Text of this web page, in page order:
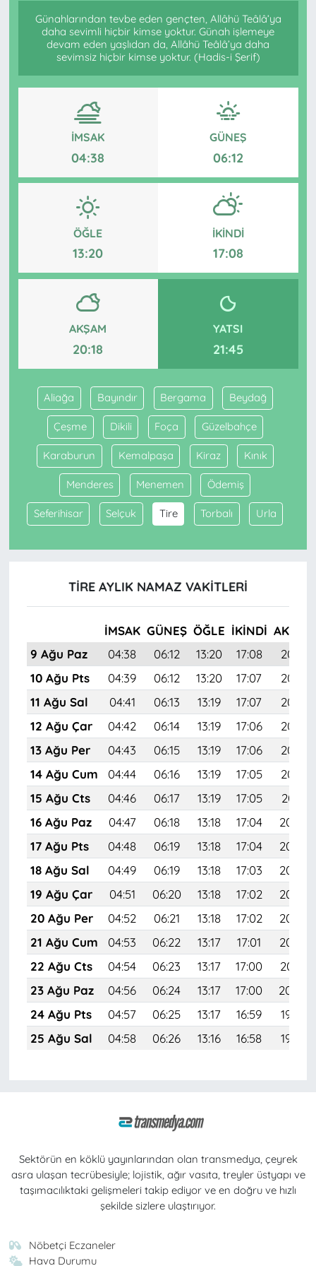
Günahlarından tevbe eden gençten, Allâhü Teâlâ’ya
daha sevimli hiçbir kimse yoktur. Günah işlemeye
devam eden yaşlıdan da, Allâhü Teâlâ’ya daha
sevimsiz hiçbir kimse yoktur. (Hadis-i Şerif)
İMSAK
04:38
GÜNEŞ
06:12
ÖĞLE
13:20
İKINDI
17:08
AKŞAM
20:18
YATSI
21:45
Aliağa Bayındır Bergama Beydağ
Çeşme Dikili Foça Güzelbahçe
Karaburun Kemalpaşa Kiraz Kınık
Menderes Menemen Ödemiş
Seferihisar Selçuk Tire Torbalı Urla
TIRE AYLIK NAMAZ VAKITLERI
İMSAK GÜNEŞ ÖĞLE İKINDI AKŞAM
9 Ağu Paz
04:38 06:12 13:20 17:08
20:18
10 Ağu Pts
04:39 06:12 13:20 17:07
20:17
11 Ağu Sal
04:41 06:13 13:19 17:07
20:16
12 Ağu Çar
04:42 06:14 13:19 17:06
20:14
13 Ağu Per
04:43 06:15 13:19 17:06
20:13
14 Ağu Cum
04:44 06:16 13:19 17:05
20:12
15 Ağu Cts
04:46 06:17 13:19 17:05
20:11
16 Ağu Paz
04:47 06:18 13:18 17:04
20:09
17 Ağu Pts
04:48 06:19 13:18 17:04
20:08
18 Ağu Sal
04:49 06:19 13:18 17:03
20:07
19 Ağu Çar
04:51 06:20 13:18 17:02
20:05
20 Ağu Per
04:52 06:21 13:18 17:02
20:04
21 Ağu Cum
04:53 06:22 13:17 17:01
20:03
22 Ağu Cts
04:54 06:23 13:17 17:00
20:01
23 Ağu Paz
04:56 06:24 13:17 17:00
20:00
24 Ağu Pts
04:57 06:25 13:17 16:59
19:59
25 Ağu Sal
04:58 06:26 13:16 16:58 19:57
Sektörün en köklü yayınlarından olan transmedya, çeyrek
asra ulaşan tecrübesiyle; lojistik, ağır vasıta, treyler üstyapı ve
taşımacılıktaki gelişmeleri takip ediyor ve en doğru ve hızlı
şekilde sizlere ulaştırıyor.
Nöbetçi Eczaneler
Hava Durumu